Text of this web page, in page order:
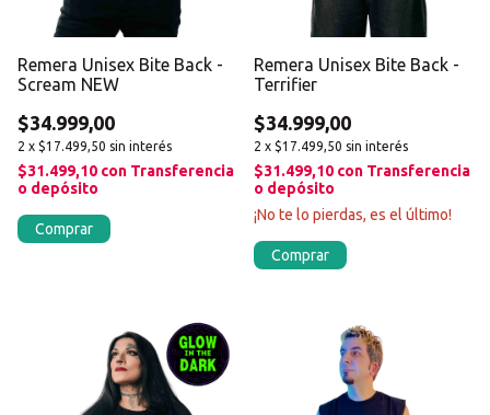
Remera Unisex Bite Back -
Scream NEW
$34.999,00
2 x $17.499,50 sin interés
$31.499,10 con Transferencia
o depósito
Comprar
Remera Unisex Bite Back -
Terrifier
$34.999,00
2 x $17.499,50 sin interés
$31.499,10 con Transferencia
o depósito
¡No te lo pierdas, es el último!
Comprar